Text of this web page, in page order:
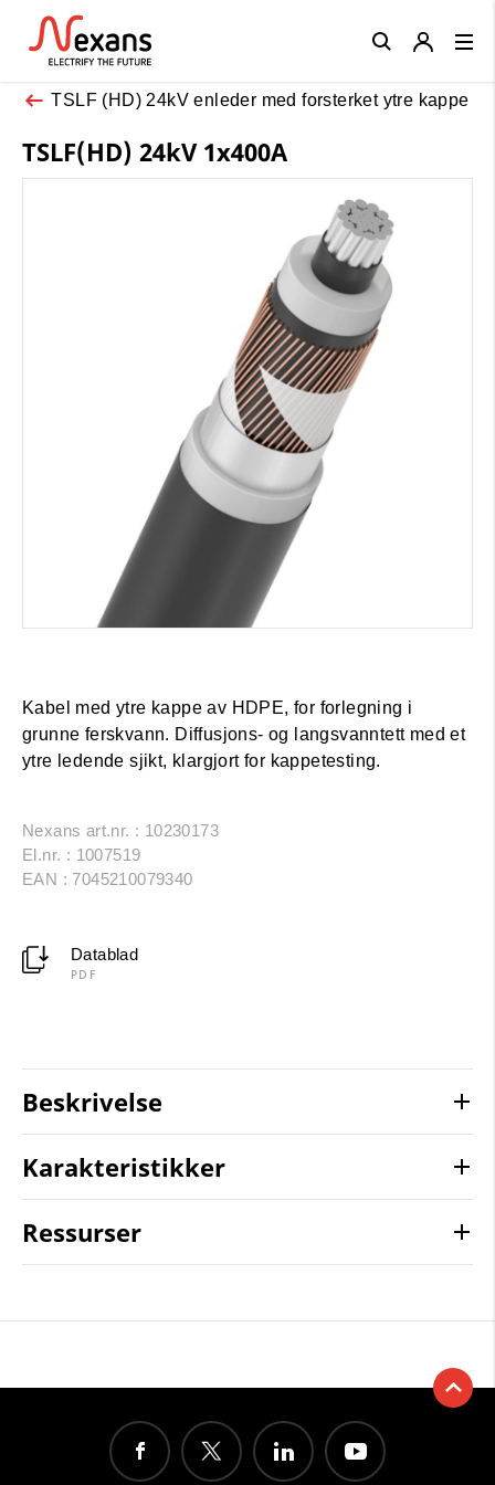
TSLF (HD) 24kV enleder med forsterket ytre kappe
TSLF(HD) 24kV 1x400A
Kabel med ytre kappe av HDPE, for forlegning i
grunne ferskvann. Diffusjons- og langsvanntett med et
ytre ledende sjikt, klargjort for kappetesting.
Nexans art.nr. : 10230173
El.nr. : 1007519
EAN : 7045210079340
Datablad
PDF
Beskrivelse
Karakteristikker
Ressurser
Close